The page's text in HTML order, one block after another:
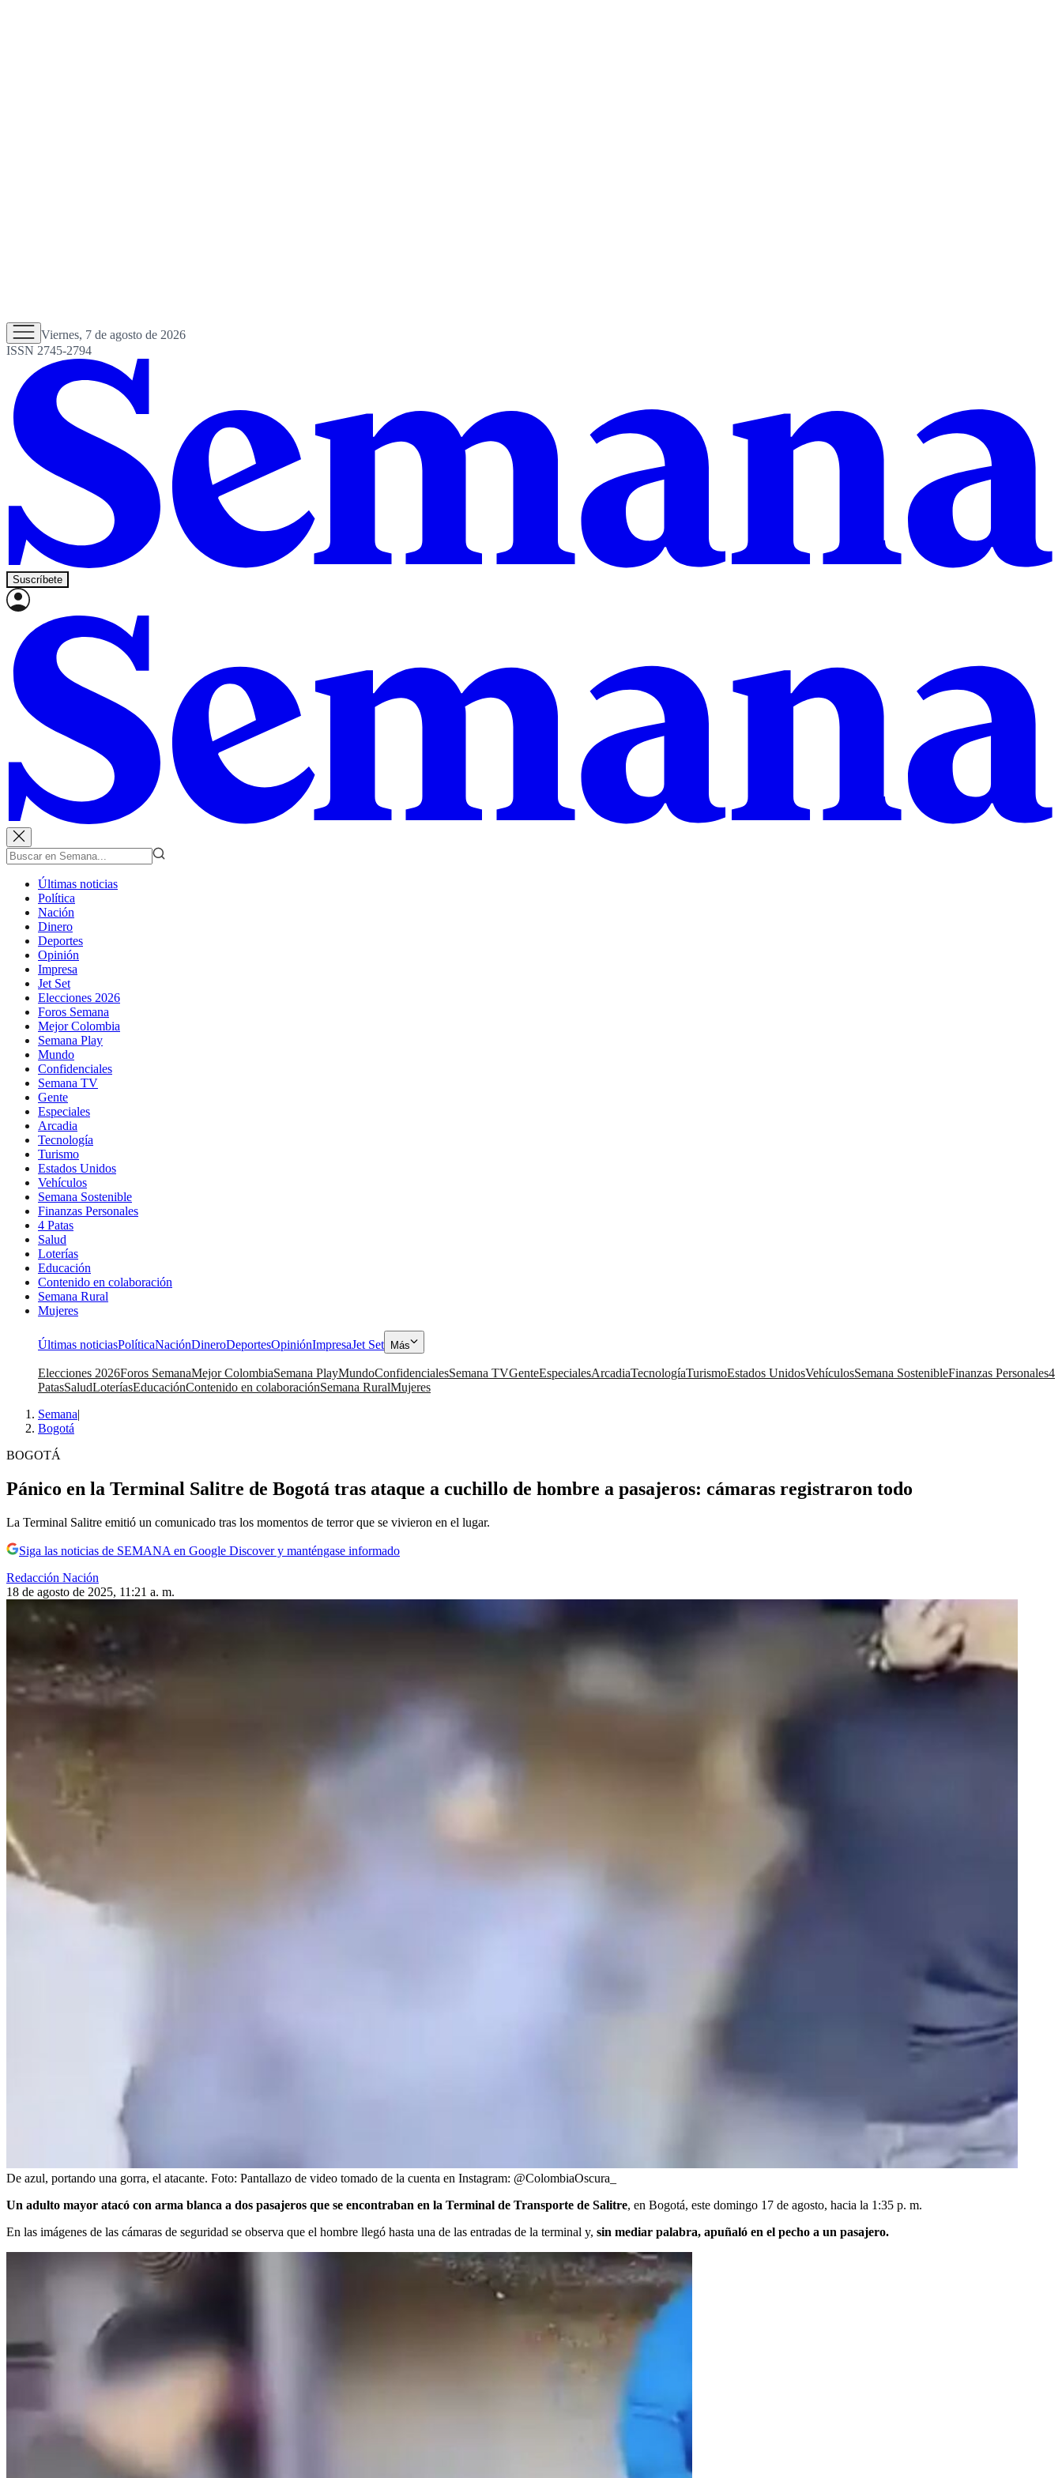
Viernes, 7 de agosto de 2026
ISSN 2745-2794
Suscríbete
Últimas noticias
Política
Nación
Dinero
Deportes
Opinión
Impresa
Jet Set
Elecciones 2026
Foros Semana
Mejor Colombia
Semana Play
Mundo
Confidenciales
Semana TV
Gente
Especiales
Arcadia
Tecnología
Turismo
Estados Unidos
Vehículos
Semana Sostenible
Finanzas Personales
4 Patas
Salud
Loterías
Educación
Contenido en colaboración
Semana Rural
Mujeres
Últimas noticiasPolíticaNaciónDineroDeportesOpiniónImpresaJet Set Más
Elecciones 2026Foros SemanaMejor ColombiaSemana PlayMundoConfidencialesSemana TVGenteEspecialesArcadiaTecnologíaTurismoEstados UnidosVehículosSemana SostenibleFinanzas Personales4
PatasSaludLoteríasEducaciónContenido en colaboraciónSemana RuralMujeres
Semana|
Bogotá
BOGOTÁ
Pánico en la Terminal Salitre de Bogotá tras ataque a cuchillo de hombre a pasajeros: cámaras registraron todo
La Terminal Salitre emitió un comunicado tras los momentos de terror que se vivieron en el lugar.
Siga las noticias de SEMANA en Google Discover y manténgase informado
Redacción Nación
18 de agosto de 2025, 11:21 a. m.
De azul, portando una gorra, el atacante. Foto: Pantallazo de video tomado de la cuenta en Instagram: @ColombiaOscura_
Un adulto mayor atacó con arma blanca a dos pasajeros que se encontraban en la Terminal de Transporte de Salitre, en Bogotá, este domingo 17 de agosto, hacia la 1:35 p. m.
En las imágenes de las cámaras de seguridad se observa que el hombre llegó hasta una de las entradas de la terminal y, sin mediar palabra, apuñaló en el pecho a un pasajero.